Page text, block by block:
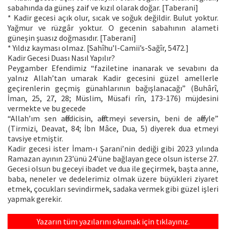
sabahında da güneş zaif ve kızıl olarak doğar. [Taberani]
* Kadir gecesi açık olur, sıcak ve soğuk değildir. Bulut yoktur.
Yağmur ve rüzgâr yoktur. O gecenin sabahının alameti
güneşin şuasız doğmasıdır. [Taberani]
* Yıldız kayması olmaz. [Sahîhu’l-Camii’s-Sağîr, 5472.]
Kadir Gecesi Duası Nasıl Yapılır?
Peygamber Efendimiz “faziletine inanarak ve sevabını da
yalnız Allah’tan umarak Kadir gecesini güzel amellerle
geçirenlerin geçmiş günahlarının bağışlanacağı” (Buhârî,
İman, 25, 27, 28; Müslim, Müsafi rîn, 173-176) müjdesini
vermekte ve bu gecede
“Allah’ım sen affedicisin, affetmeyi seversin, beni de affeyle”
(Tirmizi, Deavat, 84; İbn Mâce, Dua, 5) diyerek dua etmeyi
tavsiye etmiştir.
Kadir gecesi ister İmam-ı Şarani’nin dediği gibi 2023 yılında
Ramazan ayının 23’ünü 24’üne bağlayan gece olsun isterse 27.
Gecesi olsun bu geceyi ibadet ve dua ile geçirmek, başta anne,
baba, neneler ve dedelerimiz olmak üzere büyükleri ziyaret
etmek, çocukları sevindirmek, sadaka vermek gibi güzel işleri
yapmak gerekir.
Yazarın tüm yazılarını okumak için tıklayınız.